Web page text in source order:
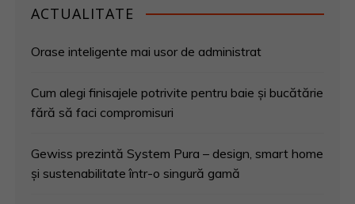
ACTUALITATE
Orase inteligente mai usor de administrat
Cum alegi finisajele potrivite pentru baie și bucătărie
fără să faci compromisuri
Gewiss prezintă System Pura – design, smart home
și sustenabilitate într-o singură gamă